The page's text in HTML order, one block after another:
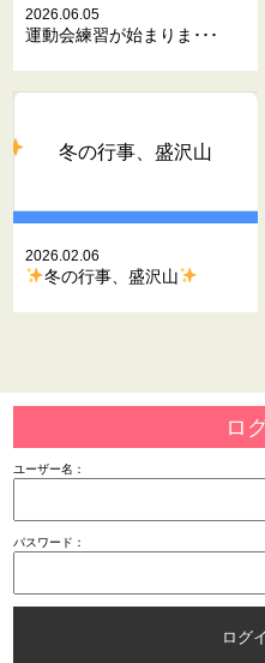
2026.06.05
運動会練習が始まりま･･･
冬の行事、盛沢山
2026.02.06
冬の行事、盛沢山
ロ
ユーザー名：
パスワード：